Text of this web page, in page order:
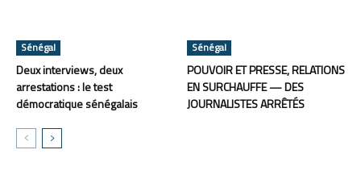
Sénégal
Deux interviews, deux
arrestations : le test
démocratique sénégalais
Sénégal
POUVOIR ET PRESSE, RELATIONS
EN SURCHAUFFE — DES
JOURNALISTES ARRÊTÉS